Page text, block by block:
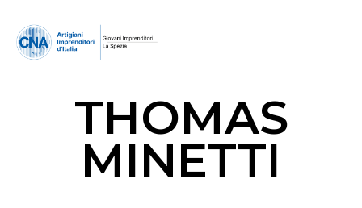
THOMAS
MINETTI